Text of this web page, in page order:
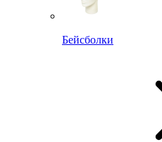
Бейсболки